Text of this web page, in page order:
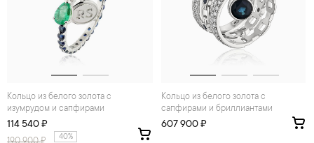
Кольцо из белого золота с
изумрудом и сапфирами
114 540 ₽
40%
Кольцо из белого золота с
сапфирами и бриллиантами
607 900 ₽